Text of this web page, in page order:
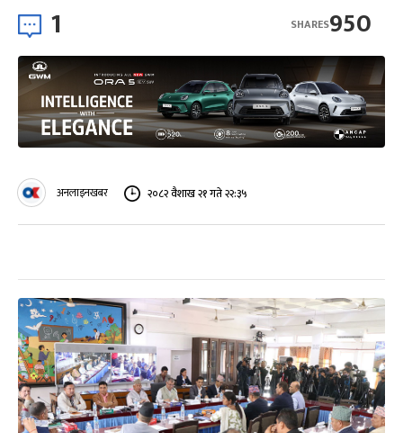
1 950
SHARES
अनलाइनखबर २०८२ वैशाख २१ गते २२:३५